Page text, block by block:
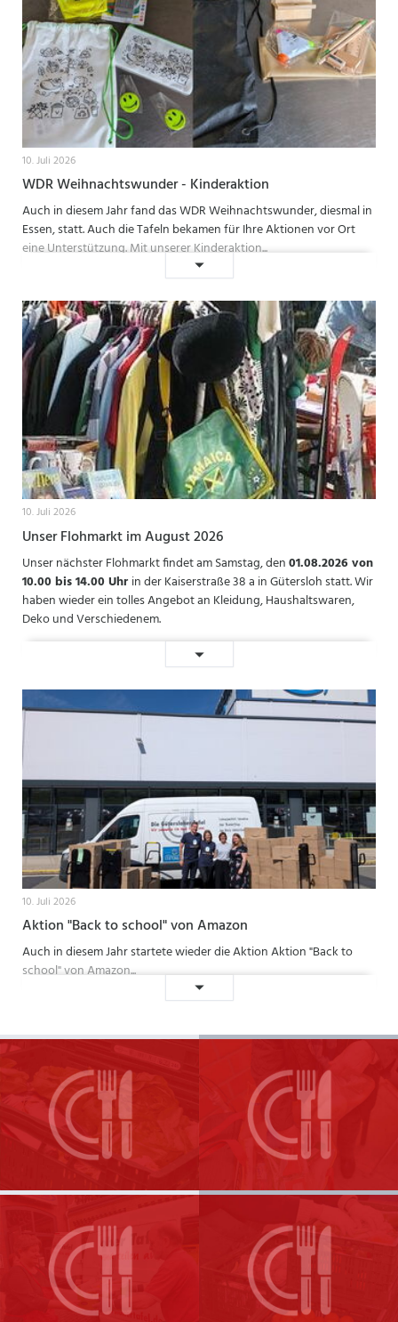
10. Juli 2026
WDR Weihnachtswunder - Kinderaktion
Auch in diesem Jahr fand das WDR Weihnachtswunder, diesmal in
Essen, statt. Auch die Tafeln bekamen für Ihre Aktionen vor Ort
eine Unterstützung. Mit unserer Kinderaktion...
Weihnachtswunder
-
Kinderaktion
10. Juli 2026
Unser Flohmarkt im August 2026
Unser nächster Flohmarkt findet am Samstag, den01.08.2026 von
10.00 bis 14.00 Uhr in der Kaiserstraße 38 a in Gütersloh statt. Wir
haben wieder ein tolles Angebot an Kleidung, Haushaltswaren,
Deko und Verschiedenem.
im
August
10. Juli 2026
Aktion "Back to school" von Amazon
Auch in diesem Jahr startete wieder die Aktion Aktion "Back to
school" von Amazon...
school"
von
Amazon
Info Empfänger